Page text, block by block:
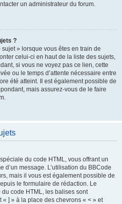
un administrateur du forum.
?
» lorsque vous êtes en train de
celui-ci en haut de la liste des sujets,
si vous ne voyez pas ce lien, cette
ou le temps d’attente nécessaire entre
été atteint. Il est également possible de
mais assurez-vous de le faire
du code HTML, vous offrant un
d’un message. L’utilisation du BBCode
mais il vous est également possible de
le formulaire de rédaction. Le
du code HTML, les balises sont
] » à la place des chevrons « < » et